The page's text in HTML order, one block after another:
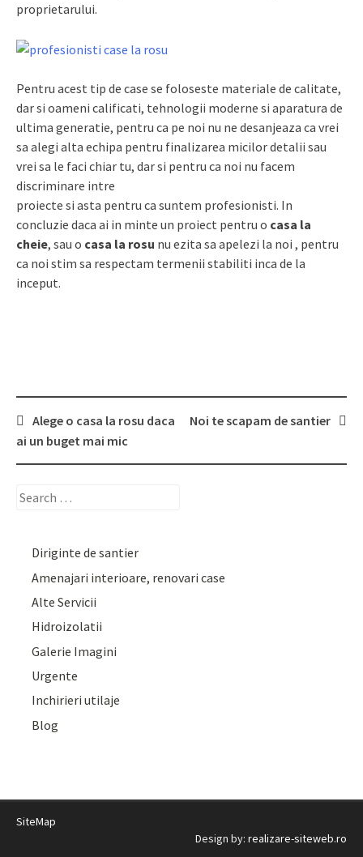
proprietarului.
Pentru acest tip de case se foloseste materiale de calitate,
dar si oameni calificati, tehnologii moderne si aparatura de
ultima generatie, pentru ca pe noi nu ne desanjeaza ca vrei
sa alegi alta echipa pentru finalizarea micilor detalii sau
vrei sa le faci chiar tu, dar si pentru ca noi nu facem
discriminare intre
proiecte si asta pentru ca suntem profesionisti. In
concluzie daca ai in minte un proiect pentru o casa la
cheie, sau o casa la rosu nu ezita sa apelezi la noi , pentru
ca noi stim sa respectam termenii stabiliti inca de la
inceput.
Post
navigation
Alege o casa la rosu daca
ai un buget mai mic
Noi te scapam de santier
Search
Diriginte de santier
Amenajari interioare, renovari case
Alte Servicii
Hidroizolatii
Galerie Imagini
Urgente
Inchirieri utilaje
Blog
SiteMap
Design by: realizare-siteweb.ro